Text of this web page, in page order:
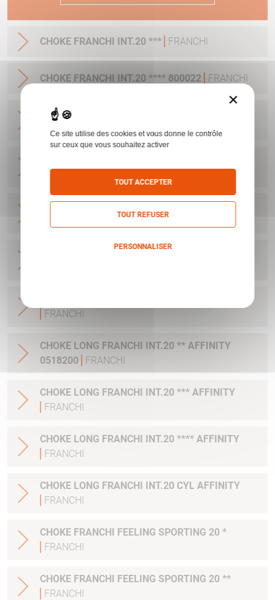
CHOKE FRANCHI INT.20 *** FRANCHI
CHOKE FRANCHI INT.20 **** 800022 FRANCHI
CHOKE FRANCHI FEELING INT.20 *****CY
FRANCHI
CHOKE COURT FRANCHI FALC S INT.20 **
CHOKE COURT FRANCHI FALC S INT.20 ***
FRANCHI
CHOKE LONG FRANCHI INT.20 ** AFFINITY
0518200
FRANCHI
CHOKE LONG FRANCHI INT.20 *** AFFINITY
FRANCHI
CHOKE LONG FRANCHI INT.20 **** AFFINITY
FRANCHI
CHOKE LONG FRANCHI INT.20 CYL AFFINITY
FRANCHI
CHOKE FRANCHI FEELING SPORTING 20 *
FRANCHI
CHOKE FRANCHI FEELING SPORTING 20 **
FRANCHI
×
Ce site utilise des cookies et vous donne le contrôle
sur ceux que vous souhaitez activer
TOUT ACCEPTER
TOUT REFUSER
PERSONNALISER